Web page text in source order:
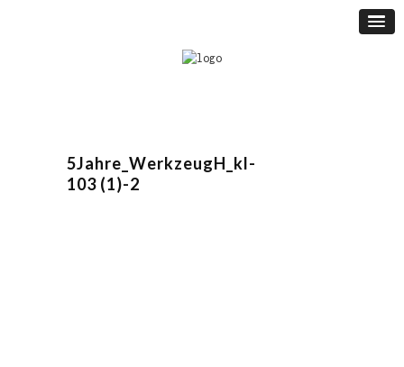
5Jahre_WerkzeugH_kl-
103 (1)-2